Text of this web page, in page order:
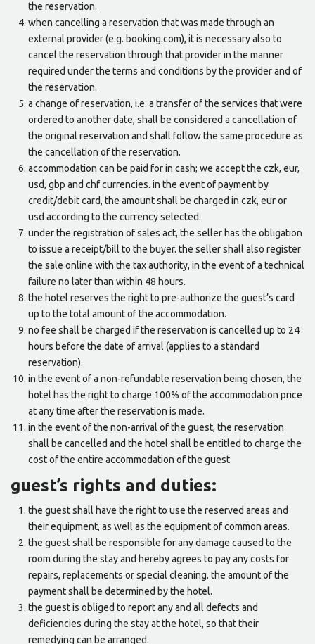
the reservation.
when cancelling a reservation that was made through an
external provider (e.g. booking.com), it is necessary also to
cancel the reservation through that provider in the manner
required under the terms and conditions by the provider and of
the reservation.
a change of reservation, i.e. a transfer of the services that were
ordered to another date, shall be considered a cancellation of
the original reservation and shall follow the same procedure as
the cancellation of the reservation.
accommodation can be paid for in cash; we accept the czk, eur,
usd, gbp and chf currencies. in the event of payment by
credit/debit card, the amount shall be charged in czk, eur or
usd according to the currency selected.
under the registration of sales act, the seller has the obligation
to issue a receipt/bill to the buyer. the seller shall also register
the sale online with the tax authority, in the event of a technical
failure no later than within 48 hours.
the hotel reserves the right to pre-authorize the guest’s card
up to the total amount of the accommodation.
no fee shall be charged if the reservation is cancelled up to 24
hours before the date of arrival (applies to a standard
reservation).
in the event of a non-refundable reservation being chosen, the
hotel has the right to charge 100% of the accommodation price
at any time after the reservation is made.
in the event of the non-arrival of the guest, the reservation
shall be cancelled and the hotel shall be entitled to charge the
cost of the entire accommodation of the guest
guest’s rights and duties:
the guest shall have the right to use the reserved areas and
their equipment, as well as the equipment of common areas.
the guest shall be responsible for any damage caused to the
room during the stay and hereby agrees to pay any costs for
repairs, replacements or special cleaning. the amount of the
payment shall be determined by the hotel.
the guest is obliged to report any and all defects and
deficiencies during the stay at the hotel, so that their
remedying can be arranged.